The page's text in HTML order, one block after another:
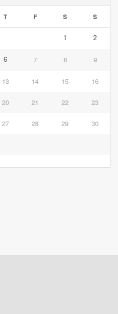
T F S S
1 2
6 7 8 9
13 14 15 16
20 21 22 23
27 28 29 30